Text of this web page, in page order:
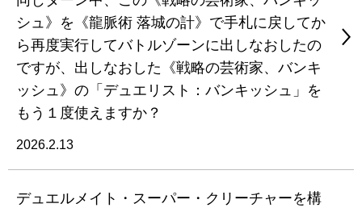
シュ》を《龍脈術 落城の計》で手札に戻してか
ら再度実行してバトルゾーンに出しなおしたの
ですが、出しなおした《戦略の芸術家、バンキ
ッシュ》の「デュエリスト：バンキッシュ」を
もう１度使えますか？
2026.2.13
デュエルメイト・スーパー・クリーチャーを構